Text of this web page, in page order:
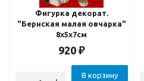
Фигурка декорат.
"Бернская малая овчарка"
8x5x7см
920 ₽
В корзину